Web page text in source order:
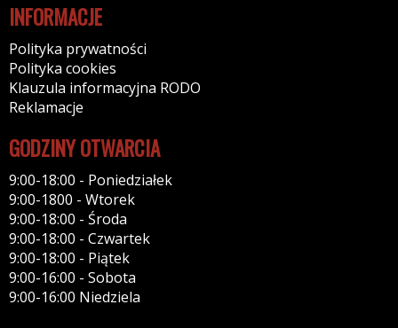
INFORMACJE
Polityka prywatności
Polityka cookies
Klauzula informacyjna RODO
Reklamacje
GODZINY OTWARCIA
9:00-18:00 - Poniedziałek
9:00-1800 - Wtorek
9:00-18:00 - Środa
9:00-18:00 - Czwartek
9:00-18:00 - Piątek
9:00-16:00 - Sobota
9:00-16:00 Niedziela